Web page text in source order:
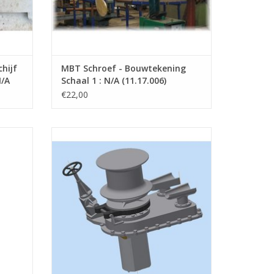
A
MBT Schroef - Bouwtekening
Schaal 1 : N/A (11.17.006)
€22,00
TOEVOEGEN AAN WINKELWAGEN